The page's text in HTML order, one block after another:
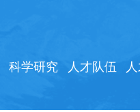
科学研究 人才队伍